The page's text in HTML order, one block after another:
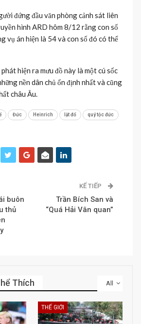
đứng đầu văn phòng cảnh sát liên
hình ARD hôm 8/12 rằng con số
vụ án hiện là 54 và con số đó có thể
hiện ra mưu đồ này là một cú sốc
nền dân chủ ổn định nhất và cũng
châu Âu.
Đức Heinrich lật đổ quý tộc đức
buôn
thủ
KẾ TIẾP
Trần Bích San và
“Quá Hải Vân quan”
All
Thích
THẾ GIỚI